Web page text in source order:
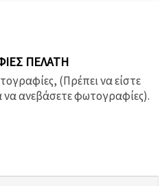
ΠΕΛΆΤΗ
(Πρέπει να είστε
να ανεβάσετε φωτογραφίες).